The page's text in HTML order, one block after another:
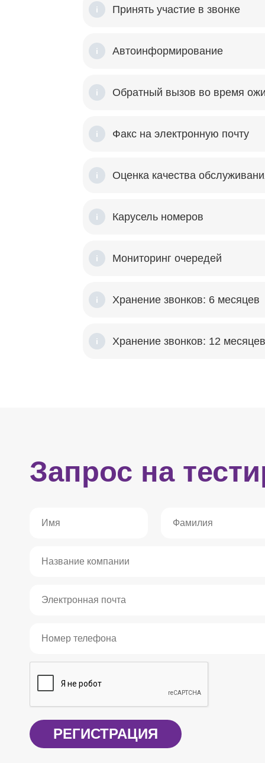
i Принять участие в звонке
i Автоинформирование
i Обратный вызов во время
i Факс на электронную почту
i Оценка качества
i Карусель номеров
i Мониторинг очередей
i Хранение звонков: 6 месяцев
i Хранение звонков: 12 месяцев
Запрос на